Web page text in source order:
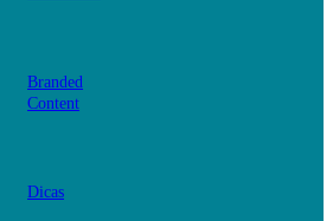
Branded
Content
Dicas